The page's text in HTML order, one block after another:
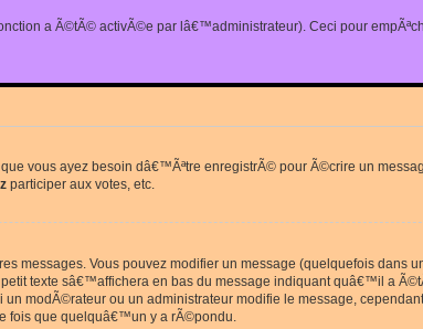
a Ã©tÃ© activÃ©e par lâ€™administrateur). Ceci pour
vous ayez besoin dâ€™Ãªtre enregistrÃ© pour Ã©crire un
participer aux votes, etc.
messages. Vous pouvez modifier un message (quelquefois dans
texte sâ€™affichera en bas du message indiquant quâ€™il a
modÃ©rateur ou un administrateur modifie le message,
fois que quelquâ€™un y a rÃ©pondu.